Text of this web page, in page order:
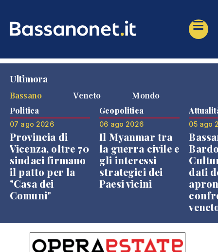
Ultimora
Bassano
Veneto Mondo
Politica
07 ago 2026
Provincia di
Vicenza, oltre 70
sindaci firmano
il patto per la
"Casa dei
Comuni"
Geopolitica
06 ago 2026
Il Myanmar tra
la guerra civile e
gli interessi
strategici dei
Paesi vicini
05 ago
dati